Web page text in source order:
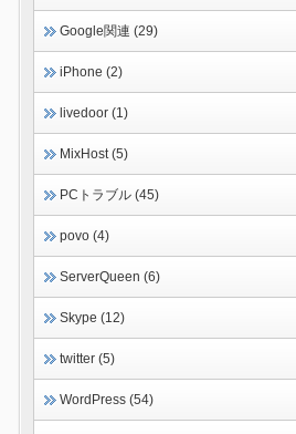
Google関連 (29)
iPhone (2)
livedoor (1)
MixHost (5)
PCトラブル (45)
povo (4)
ServerQueen (6)
Skype (12)
twitter (5)
WordPress (54)